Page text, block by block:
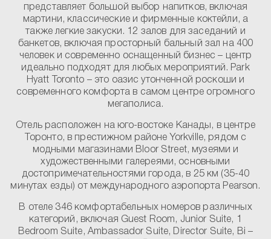
представляет большой выбор напитков, включая
мартини, классические и фирменные коктейли, а
также легкие закуски. 12 залов для заседаний и
банкетов, включая просторный бальный зал на 400
человек и современно оснащенный бизнес – центр
идеально подходят для любых мероприятий. Park
Hyatt Toronto – это оазис утонченной роскоши и
современного комфорта в самом центре огромного
мегаполиса.
Отель расположен на юго-востоке Канады, в центре
Торонто, в престижном районе Yorkville, рядом с
модными магазинами Bloor Street, музеями и
художественными галереями, основными
достопримечательностями города, в 25 км (35-40
минутах езды) от международного аэропорта Pearson.
В отеле 346 комфортабельных номеров различных
категорий, включая Guest Room, Junior Suite, 1
Bedroom Suite, Ambassador Suite, Director Suite, Bi –